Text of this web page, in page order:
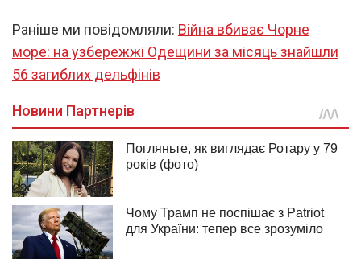
Раніше ми повідомляли: Війна вбиває Чорне
море: на узбережжі Одещини за місяць знайшли
56 загиблих дельфінів